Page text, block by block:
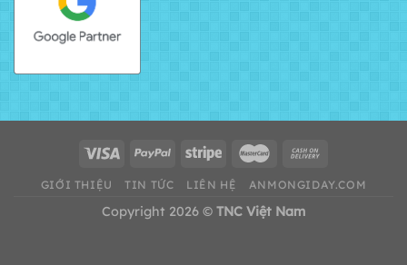
GIỚI THIỆU TIN TỨC LIÊN HỆ ANMONGIDAY.COM
Copyright 2026 © TNC Việt Nam